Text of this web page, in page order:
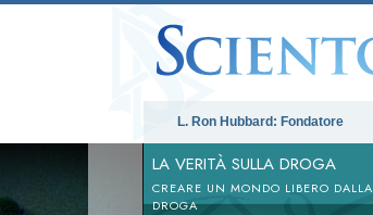
L. Ron Hubbard: Fondatore
LA VERITÀ SULLA DROGA
CREARE UN MONDO LIBERO DALLA
DROGA